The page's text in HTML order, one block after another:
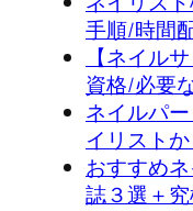
手順/時間
【ネイル
資格/必要
ネイルパ
イリスト
おすすめ
誌３選＋究